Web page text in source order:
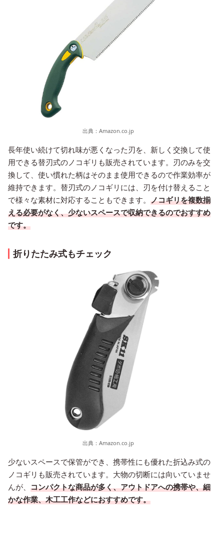
出典： Amazon.co.jp
長年使い続けて切れ味が悪くなった刃を、新しく交換して使
用できる替刃式のノコギリも販売されています。刃のみを交
換して、使い慣れた柄はそのまま使用できるので作業効率が
維持できます。替刃式のノコギリには、刃を付け替えること
で様々な素材に対応することもできます。 ノコギリを複数揃
える必要がなく、少ないスペースで収納できるのでおすすめ
です。
折りたたみ式もチェック
出典： Amazon.co.jp
少ないスペースで保管ができ、携帯性にも優れた折込み式の
ノコギリも販売されています。大物の切断には向いていませ
んが、 コンパクトな商品が多く、アウトドアへの携帯や、細
かな作業、木工工作などにおすすめです。